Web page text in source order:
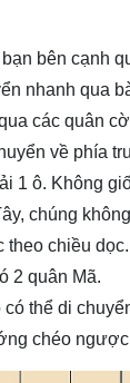
bên cạnh
nhanh qua
các quân
về phía
1 ô. Không
chúng
theo chiều dọc.
2 quân Mã.
có thể di
chéo